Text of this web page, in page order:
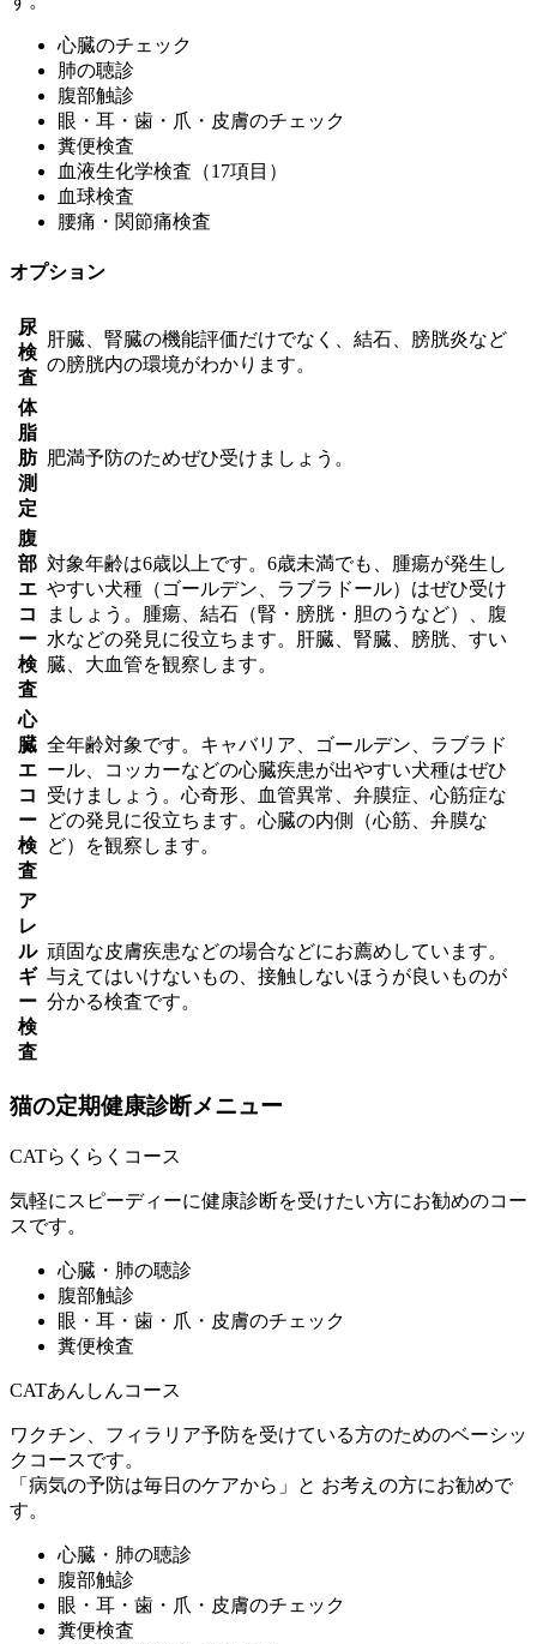
心臓のチェック
肺の聴診
腹部触診
眼・耳・歯・爪・皮膚のチェック
糞便検査
血液生化学検査（17項目）
血球検査
腰痛・関節痛検査
オプション
尿
検
査
肝臓、腎臓の機能評価だけでなく、結石、膀胱炎など
の膀胱内の環境がわかります。
体
脂
肪
測
定
肥満予防のためぜひ受けましょう。
腹
部
エ
コ
ー
検
査
対象年齢は6歳以上です。6歳未満でも、腫瘍が発生し
やすい犬種（ゴールデン、ラブラドール）はぜひ受け
ましょう。腫瘍、結石（腎・膀胱・胆のうなど）、腹
水などの発見に役立ちます。肝臓、腎臓、膀胱、すい
臓、大血管を観察します。
心
臓
エ
コ
ー
検
査
全年齢対象です。キャバリア、ゴールデン、ラブラド
ール、コッカーなどの心臓疾患が出やすい犬種はぜひ
受けましょう。心奇形、血管異常、弁膜症、心筋症な
どの発見に役立ちます。心臓の内側（心筋、弁膜な
ど）を観察します。
ア
レ
ル
ギ
ー
検
査
頑固な皮膚疾患などの場合などにお薦めしています。
与えてはいけないもの、接触しないほうが良いものが
分かる検査です。
猫の定期健康診断メニュー
CATらくらくコース
気軽にスピーディーに健康診断を受けたい方にお勧めのコー
スです。
心臓・肺の聴診
腹部触診
眼・耳・歯・爪・皮膚のチェック
糞便検査
CATあんしんコース
ワクチン、フィラリア予防を受けている方のためのベーシッ
クコースです。
「病気の予防は毎日のケアから」と お考えの方にお勧めで
す。
心臓・肺の聴診
腹部触診
眼・耳・歯・爪・皮膚のチェック
糞便検査